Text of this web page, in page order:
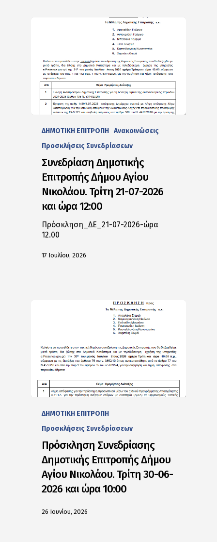
ΔΗΜΟΤΙΚΗ ΕΠΙΤΡΟΠΗ
Ανακοινώσεις
Προσκλήσεις Συνεδρίασεων
Συνεδρίαση Δημοτικής
Επιτροπής Δήμου Αγίου
Νικολάου. Τρίτη 21-07-2026
και ώρα 12:00
Πρόσκληση_ΔΕ_21-07-2026-ώρα
12.00
17 Ιουλίου, 2026
ΔΗΜΟΤΙΚΗ ΕΠΙΤΡΟΠΗ
Προσκλήσεις Συνεδρίασεων
Πρόσκληση Συνεδρίασης
Δημοτικής Επιτροπής Δήμου
Αγίου Νικολάου. Τρίτη 30-06-
2026 και ώρα 10:00
26 Ιουνίου, 2026